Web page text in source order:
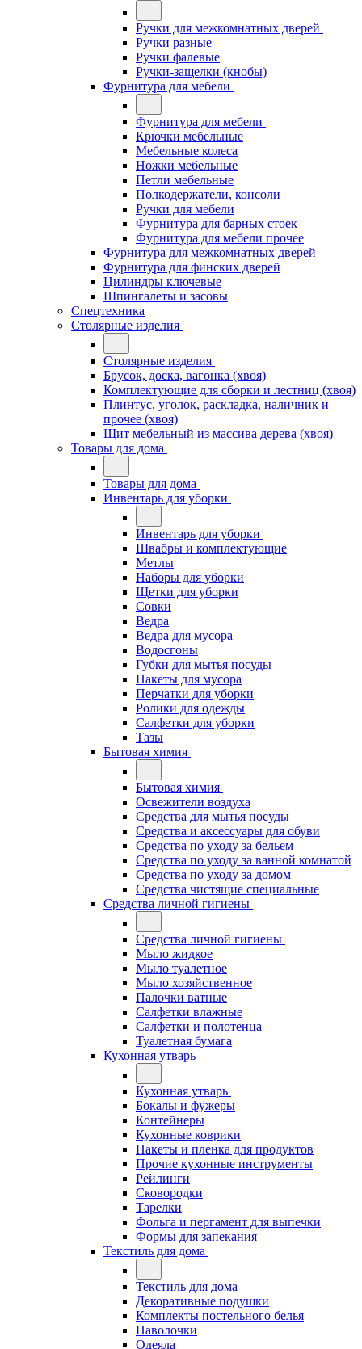
Ручки для межкомнатных дверей
Ручки разные
Ручки фалевые
Ручки-защелки (кнобы)
Фурнитура для мебели
Фурнитура для мебели
Крючки мебельные
Мебельные колеса
Ножки мебельные
Петли мебельные
Полкодержатели, консоли
Ручки для мебели
Фурнитура для барных стоек
Фурнитура для мебели прочее
Фурнитура для межкомнатных дверей
Фурнитура для финских дверей
Цилиндры ключевые
Шпингалеты и засовы
Спецтехника
Столярные изделия
Столярные изделия
Брусок, доска, вагонка (хвоя)
Комплектующие для сборки и лестниц (хвоя)
Плинтус, уголок, раскладка, наличник и
прочее (хвоя)
Щит мебельный из массива дерева (хвоя)
Товары для дома
Товары для дома
Инвентарь для уборки
Инвентарь для уборки
Швабры и комплектующие
Метлы
Наборы для уборки
Щетки для уборки
Совки
Ведра
Ведра для мусора
Водосгоны
Губки для мытья посуды
Пакеты для мусора
Перчатки для уборки
Ролики для одежды
Салфетки для уборки
Тазы
Бытовая химия
Бытовая химия
Освежители воздуха
Средства для мытья посуды
Средства и аксессуары для обуви
Средства по уходу за бельем
Средства по уходу за ванной комнатой
Средства по уходу за домом
Средства чистящие специальные
Средства личной гигиены
Средства личной гигиены
Мыло жидкое
Мыло туалетное
Мыло хозяйственное
Палочки ватные
Салфетки влажные
Салфетки и полотенца
Туалетная бумага
Кухонная утварь
Кухонная утварь
Бокалы и фужеры
Контейнеры
Кухонные коврики
Пакеты и пленка для продуктов
Прочие кухонные инструменты
Рейлинги
Сковородки
Тарелки
Фольга и пергамент для выпечки
Формы для запекания
Текстиль для дома
Текстиль для дома
Декоративные подушки
Комплекты постельного белья
Наволочки
Одеяла